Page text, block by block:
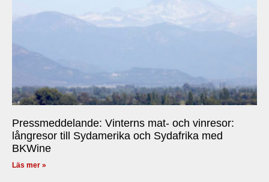
Pressmeddelande: Vinterns mat- och vinresor:
långresor till Sydamerika och Sydafrika med
BKWine
Läs mer »